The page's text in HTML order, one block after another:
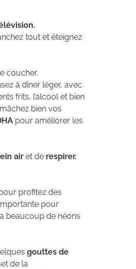
tout et éteignez
coucher.
à dîner léger, avec
frits, l’alcool et bien
bien vos
pour améliorer les
air et de respirer.
profitez des
pour
beaucoup de néons
gouttes de
de la